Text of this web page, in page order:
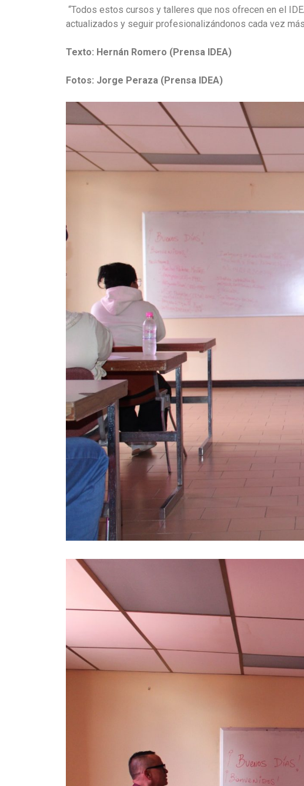
“Todos estos cursos y talleres que nos ofrecen en el
actualizados y seguir profesionalizándonos cada vez
Texto: Hernán Romero (Prensa IDEA)
Fotos: Jorge Peraza (Prensa IDEA)